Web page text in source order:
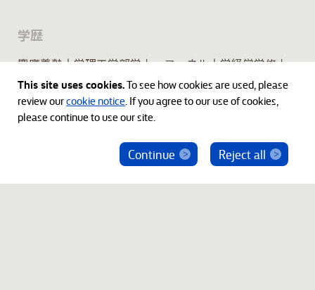
学歴
慶應義塾大学理工学部学士、コーネル大学経営学修士
ベインキャピタル社員を騙った投資勧誘にご注意
This site uses cookies.To see how cookies are used, please
review ourcookie notice. If you agree to our use of cookies,
please continue to use our site.
Reject all
Continue